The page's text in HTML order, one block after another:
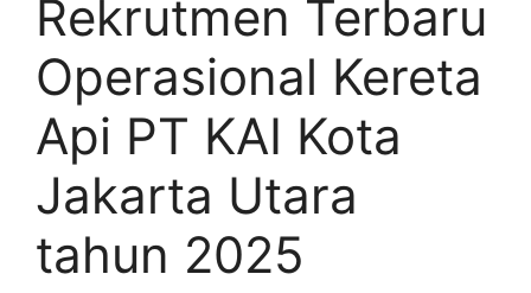
Rekrutmen Terbaru
Operasional Kereta
Api PT KAI Kota
Jakarta Utara
tahun 2025